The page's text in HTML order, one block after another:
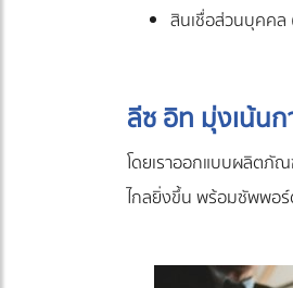
สินเชื่อส่วนบุคคล
ลีซ อิท มุ่งเน้น
โดยเราออกแบบผลิตภั
ไกลยิ่งขึ้น พร้อมซัพพอ